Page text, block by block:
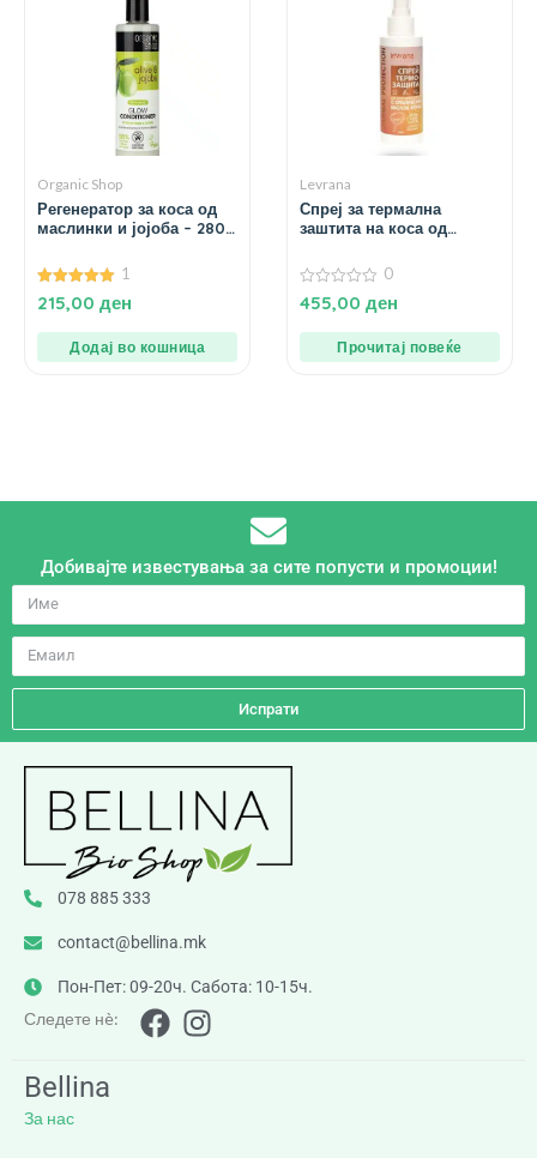
Organic Shop
Регенератор за коса од
маслинки и јојоба – 280
5.00
од 5
1
215,00 ден
Додај во кошница
Levrana
Спреј за термална
заштита на коса од
мл.
0
од
0
455,00 ден
Прочитај повеќе
Добивајте известувања за сите попусти и промоции!
Испрати
078 885 333
contact@bellina.mk
Пон-Пет: 09-20ч. Сабота: 10-15ч.
Следете нè:
Bellina
За нас